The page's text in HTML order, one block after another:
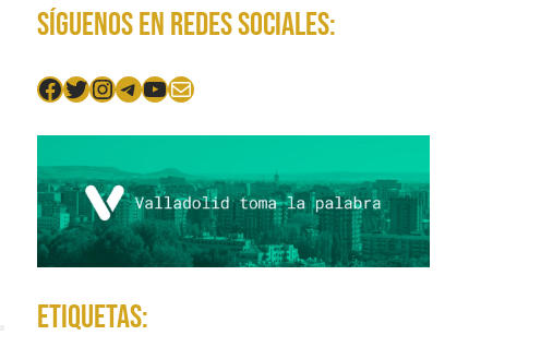
Síguenos en redes sociales:
Facebook
Twitter
Instagram
Telegram
YouTube
Mail
Etiquetas: